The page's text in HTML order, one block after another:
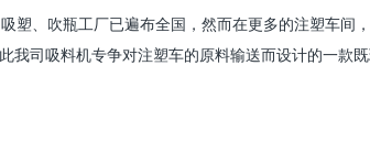
塑、吹瓶工厂已遍布全国，然而在更多的注塑车间
我司吸料机专争对注塑车的原料输送而设计的一款